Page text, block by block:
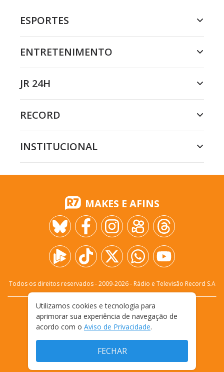
ESPORTES
ENTRETENIMENTO
JR 24H
RECORD
INSTITUCIONAL
MAKES E AFINS
Todos os direitos reservados - 2009-2026- Rádio e Televisão Record S.A
FALE CONOSCO
PRIVACIDADE
TERMOS E CONDIÇÕES DE USO
Utilizamos cookies e tecnologia para
aprimorar sua experiência de navegação de
acordo com o Aviso de Privacidade.
FECHAR